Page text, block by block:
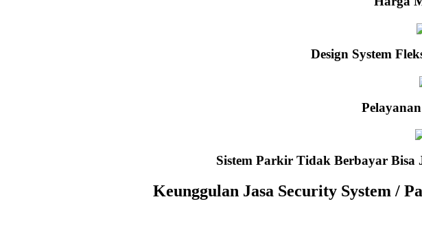
Design System
Sistem Parkir Tidak Berbayar
Keunggulan Jasa Security System /